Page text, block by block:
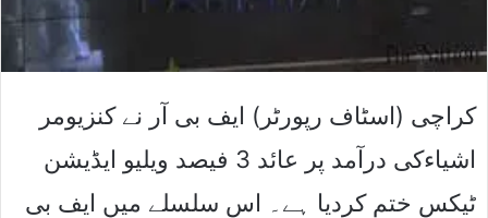
کراچی (اسٹاف رپورٹر) ایف بی آر نے کنزیومر
اشیاءکی درآمد پر عائد 3 فیصد ویلیو ایڈیشن
ٹیکس ختم کردیا ہے۔ اس سلسلے میں ایف بی